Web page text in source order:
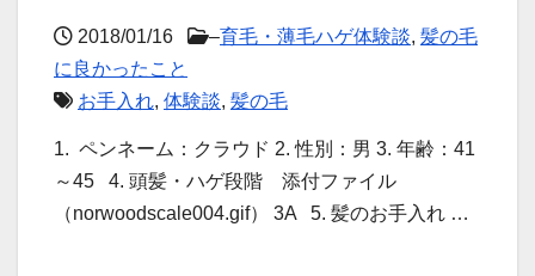
2018/01/16 –育毛・薄毛ハゲ体験談, 髪の毛
に良かったこと
お手入れ, 体験談, 髪の毛
1. ペンネーム：クラウド 2. 性別：男 3. 年齢：41
～45 4. 頭髪・ハゲ段階 添付ファイル
（norwoodscale004.gif） 3A 5. 髪のお手入れ …